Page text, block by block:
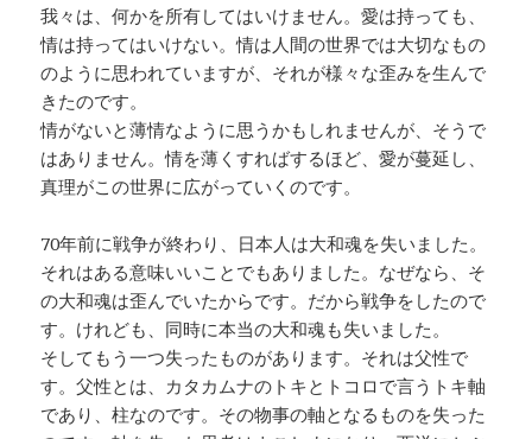
我々は、何かを所有してはいけません。愛は持っても、
情は持ってはいけない。情は人間の世界では大切なもの
のように思われていますが、それが様々な歪みを生んで
きたのです。
情がないと薄情なように思うかもしれませんが、そうで
はありません。情を薄くすればするほど、愛が蔓延し、
真理がこの世界に広がっていくのです。
70年前に戦争が終わり、日本人は大和魂を失いました。
それはある意味いいことでもありました。なぜなら、そ
の大和魂は歪んでいたからです。だから戦争をしたので
す。けれども、同時に本当の大和魂も失いました。
そしてもう一つ失ったものがあります。それは父性で
す。父性とは、カタカムナのトキとトコロで言うトキ軸
であり、柱なのです。その物事の軸となるものを失った